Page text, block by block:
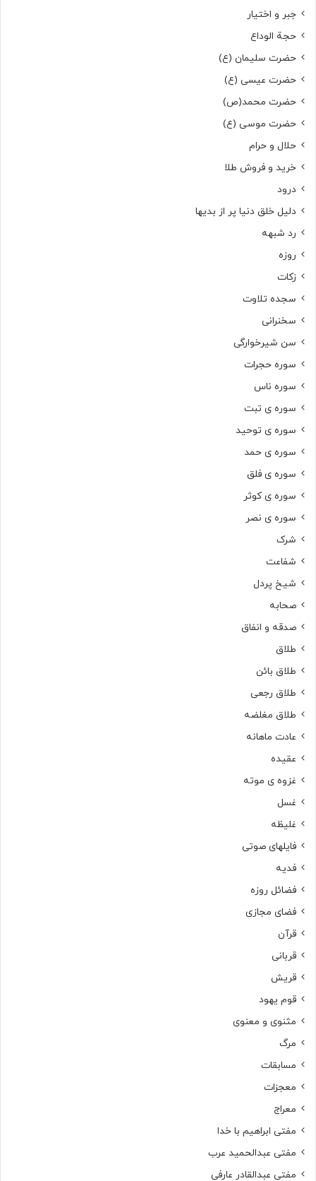
جبر و اختیار
حجة الوداع
حضرت سلیمان (ع)
حضرت عیسی (ع)
حضرت محمد(ص)
حضرت موسی (ع)
حلال و حرام
خرید و فروش طلا
درود
دلیل خلق دنیا پر از بدیها
رد شبهه
روزه
زکات
سجده تلاوت
سخنرانی
سن شیرخوارگی
سوره حجرات
سوره ناس
سوره ی تبت
سوره ی توحید
سوره ی حمد
سوره ی فلق
سوره ی کوثر
سوره ی نصر
شرک
شفاعت
شیخ پردل
صحابه
صدقه و انفاق
طلاق
طلاق بائن
طلاق رجعی
طلاق مغلضه
عادت ماهانه
عقیده
غزوه ی موته
غسل
غلیظه
فایلهای صوتی
فدیه
فضائل روزه
فضای مجازی
قرآن
قربانی
قریش
قوم یهود
مثنوی و معنوی
مرگ
مسابقات
معجزات
معراج
مفتی ابراهیم با خدا
مفتی عبدالحمید عرب
مفتی عبدالقادر عارفی